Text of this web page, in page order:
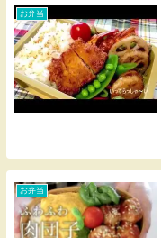
お弁当
お弁当